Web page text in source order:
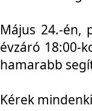
Május 24.-én,
évzáró 18:00-
hamarabb
Kérek